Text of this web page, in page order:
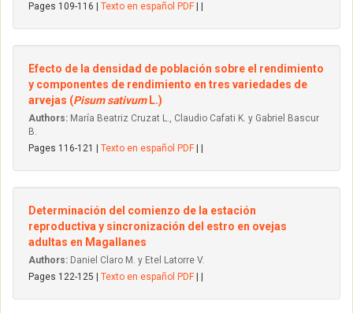
Pages 109-116 | Texto en español PDF
Efecto de la densidad de población sobre el rendimiento
y componentes de rendimiento en tres variedades de
arvejas (Pisum sativum L.)
Authors: María Beatriz Cruzat L., Claudio Cafati K. y Gabriel Bascur
B.
Pages 116-121 | Texto en español PDF
Determinación del comienzo de la estación
reproductiva y sincronización del estro en ovejas
adultas en Magallanes
Authors: Daniel Claro M. y Etel Latorre V.
Pages 122-125 | Texto en español PDF